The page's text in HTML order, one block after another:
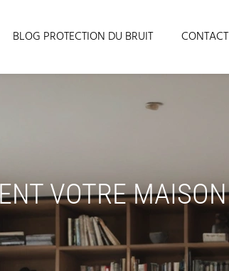
BLOG PROTECTION DU BRUIT CONTACT
VOTRE MAISON